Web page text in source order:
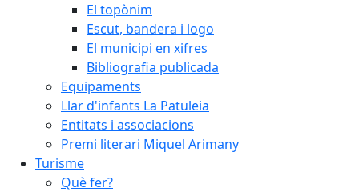
El topònim
Escut, bandera i logo
El municipi en xifres
Bibliografia publicada
Equipaments
Llar d'infants La Patuleia
Entitats i associacions
Premi literari Miquel Arimany
Turisme
Què fer?